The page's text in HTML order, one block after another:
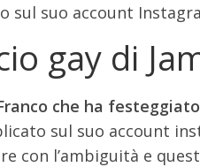
sul suo account
gay di
che ha
sul suo account
con l’ambiguità e